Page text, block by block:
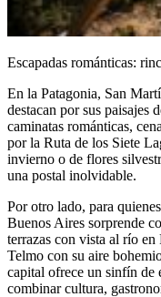
Escapadas románticas:
En la Patagonia, San
destacan por sus paisajes
caminatas románticas,
por la Ruta de los Siete
invierno o de flores
una postal inolvidable.
Por otro lado, para
Buenos Aires sorprende
terrazas con vista al río
Telmo con su aire
capital ofrece un sinfín de
combinar cultura,